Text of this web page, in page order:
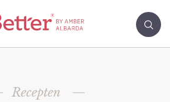
Recepten